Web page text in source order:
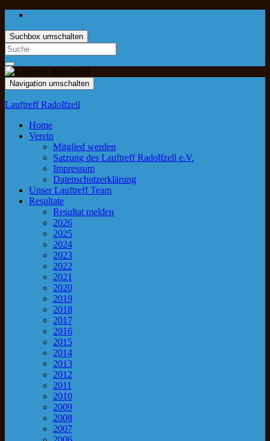
Suchbox umschalten
Navigation umschalten
Lauftreff Radolfzell
Home
Verein
Mitglied werden
Satzung des Lauftreff Radolfzell e.V.
Impressum
Datenschutzerklärung
Unser Lauftreff Team
Resultate
Resultat melden
2026
2025
2024
2023
2022
2021
2020
2019
2018
2017
2016
2015
2014
2013
2012
2011
2010
2009
2008
2007